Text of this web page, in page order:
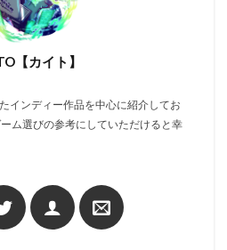
【カイト】
インディー作品を中心に紹介してお
ム選びの参考にしていただけると幸